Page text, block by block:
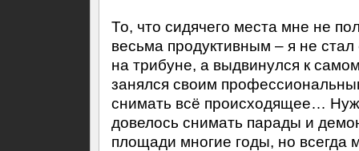
То, что сидячего места мне не
весьма продуктивным – я не стал
на трибуне, а выдвинулся к
занялся своим
снимать всё происходящее…
довелось снимать парады и
площади многие годы, но всегда